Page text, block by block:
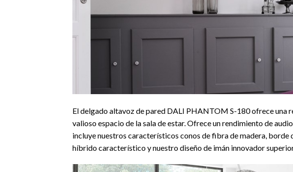
El delgado altavoz de pared DALI PHANTOM S-180 ofrece una
valioso espacio de la sala de estar. Ofrece un rendimiento de
incluye nuestros característicos conos de fibra de madera,
híbrido característico y nuestro diseño de imán innovador